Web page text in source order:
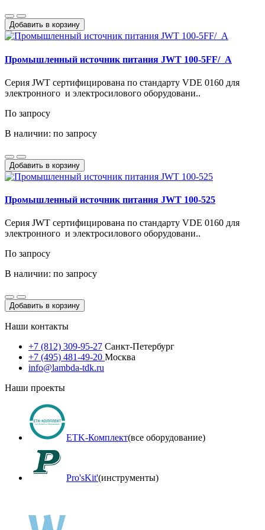
Добавить в корзину
Промышленный источник питания JWT 100-5FF/_A
Cерия JWT сертифицирована по стандарту VDE 0160 для
электронного и электросилового оборудовани..
По запросу
В наличии: по запросу
Добавить в корзину
Промышленный источник питания JWT 100-525
Cерия JWT сертифицирована по стандарту VDE 0160 для
электронного и электросилового оборудовани..
По запросу
В наличии: по запросу
Добавить в корзину
Наши контакты
+7 (812) 309-95-27 Санкт-Петербург
+7 (495) 481-49-20 Москва
info@lambda-tdk.ru
Наши проекты
ETK-Комплект(все оборудование)
Pro'sKit'(инструменты)